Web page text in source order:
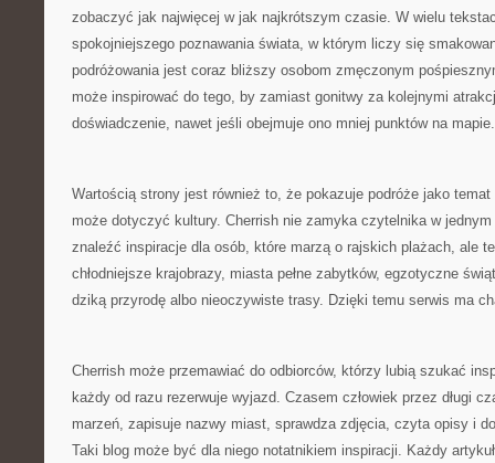
zobaczyć jak najwięcej w jak najkrótszym czasie. W wielu
spokojniejszego poznawania świata, w którym liczy się
podróżowania jest coraz bliższy osobom zmęczonym
może inspirować do tego, by zamiast gonitwy za kolejnymi
doświadczenie, nawet jeśli obejmuje ono mniej punktów na mapie.
Wartością strony jest również to, że pokazuje podróże jako
może dotyczyć kultury. Cherrish nie zamyka czytelnika w
znaleźć inspiracje dla osób, które marzą o rajskich plażach, ale
chłodniejsze krajobrazy, miasta pełne zabytków, egzotyczne
dziką przyrodę albo nieoczywiste trasy. Dzięki temu serwis ma
Cherrish może przemawiać do odbiorców, którzy lubią szukać
każdy od razu rezerwuje wyjazd. Czasem człowiek przez długi
marzeń, zapisuje nazwy miast, sprawdza zdjęcia, czyta opisy i
Taki blog może być dla niego notatnikiem inspiracji. Każdy